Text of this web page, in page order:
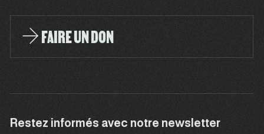
FAIRE UN DON
Restez informés avec notre newsletter